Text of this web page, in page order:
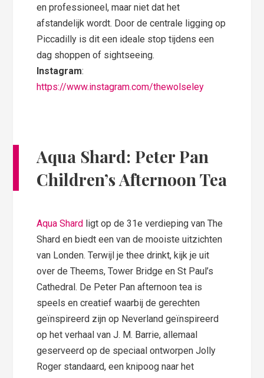
en professioneel, maar niet dat het
afstandelijk wordt. Door de centrale ligging op
Piccadilly is dit een ideale stop tijdens een
dag shoppen of sightseeing.
Instagram:
https://www.instagram.com/thewolseley
Aqua Shard: Peter Pan
Children’s Afternoon Tea
Aqua Shard ligt op de 31e verdieping van The
Shard en biedt een van de mooiste uitzichten
van Londen. Terwijl je thee drinkt, kijk je uit
over de Theems, Tower Bridge en St Paul’s
Cathedral. De Peter Pan afternoon tea is
speels en creatief waarbij de gerechten
geïnspireerd zijn op Neverland geïnspireerd
op het verhaal van J. M. Barrie, allemaal
geserveerd op de speciaal ontworpen Jolly
Roger standaard, een knipoog naar het